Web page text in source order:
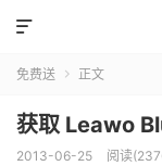

免费送  正文
获取 Leawo
2013-06-25 阅读